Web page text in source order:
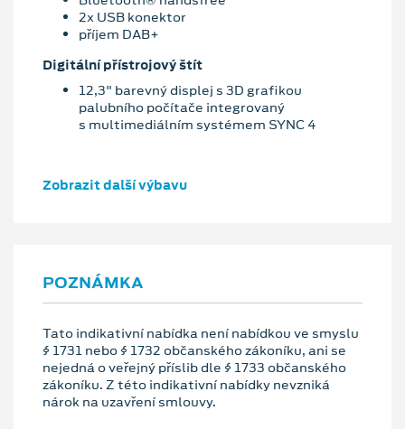
2x USB konektor
příjem DAB+
Digitální přístrojový štít
12,3" barevný displej s 3D grafikou
palubního počítače integrovaný
s multimediálním systémem SYNC 4
Zobrazit další výbavu
POZNÁMKA
Tato indikativní nabídka není nabídkou ve smyslu
§ 1731 nebo § 1732 občanského zákoníku, ani se
nejedná o veřejný příslib dle § 1733 občanského
zákoníku. Z této indikativní nabídky nevzniká
nárok na uzavření smlouvy.